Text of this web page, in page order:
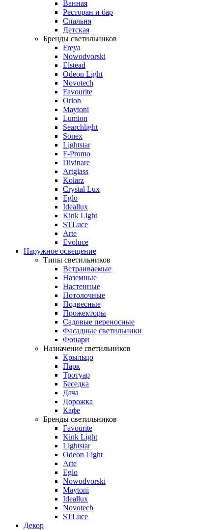
Ванная
Ресторан и бар
Спальня
Детская
Бренды светильников
Freya
Nowodvorski
Elstead
Odeon Light
Novotech
Favourite
Orion
Maytoni
Lumion
Searchlight
Sonex
Lightstar
F-Promo
Divinare
Artglass
Kolarz
Crystal Lux
Eglo
Ideallux
Kink Light
STLuce
Arte
Evoluce
Наружное освещение
Типы светильников
Встраиваемые
Наземные
Настенные
Потолочные
Подвесные
Прожекторы
Садовые переносные
Фасадные светильники
Фонари
Назначение светильников
Крыльцо
Парк
Тротуар
Беседка
Дача
Дорожка
Кафе
Бренды светильников
Favourite
Kink Light
Lightstar
Odeon Light
Arte
Eglo
Nowodvorski
Maytoni
Ideallux
Novotech
STLuce
Декор